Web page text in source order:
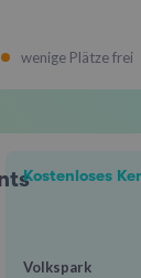
wenige Plätze frei
Kostenloses
Volkspark